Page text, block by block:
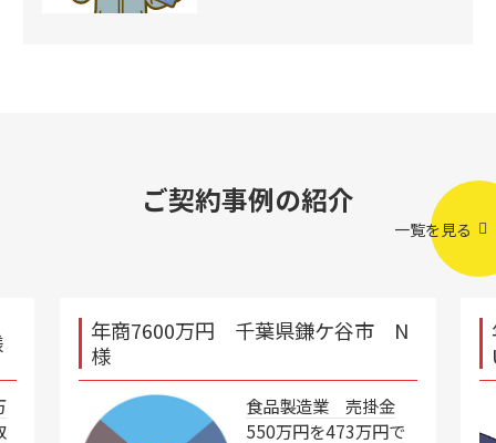
ご契約事例の紹介
一覧を見る
年商7600万円 千葉県鎌ケ谷市 N
様
食品製造業 売掛金
550万円を473万円で